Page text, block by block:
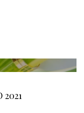
2021